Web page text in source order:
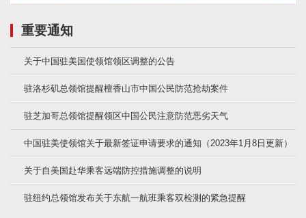
重要通知
关于中国驻美国使领馆领区调整的公告
驻洛杉矶总领馆提醒檀香山市中国公民防范抢劫案件
驻芝加哥总领馆提醒领区中国公民注意防范恶劣天气
中国驻美使领馆关于最新签证申请要求的通知（2023年1月8日更新）
关于自美国赴华乘客远端防控措施调整的说明
驻纽约总领馆发布关于东航一航班乘客双检测的紧急提醒